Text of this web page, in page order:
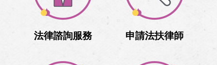
法律諮詢服務 申請法扶律師